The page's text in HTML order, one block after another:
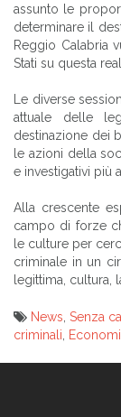
assunto le
determinare il
Reggio Calabria
Stati su questa
Le diverse
attuale delle
destinazione dei
le azioni della
e investigativi più
Alla crescente
campo di forze
le culture per
criminale in un
legittima, cultura,
News Senza
criminali